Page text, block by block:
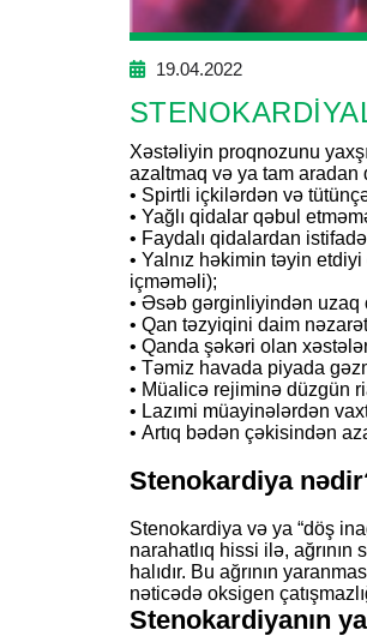
19.04.2022
Xəstəliyin proqnozunu
azaltmaq və ya tam aradan
• Spirtli içkilərdən və
• Yağlı qidalar qəbul
• Faydalı qidalardan
• Yalnız həkimin təyin
içməməli);
• Əsəb gərginliyindən uzaq
• Qan təzyiqini daim
• Qanda şəkəri olan
• Təmiz havada piyada
• Müalicə rejiminə düzgün
• Lazımi müayinələrdən
• Artıq bədən çəkisindən
Stenokardiya
Stenokardiya və ya “döş
narahatlıq hissi ilə,
halıdır. Bu ağrının
nəticədə oksigen
Stenokardiyanın